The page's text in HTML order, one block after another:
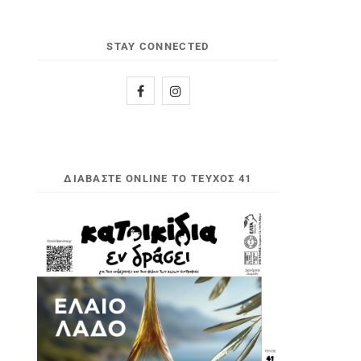
STAY CONNECTED
ΔΙΑΒΆΣΤΕ ONLINE ΤΟ ΤΕΎΧΟΣ 41